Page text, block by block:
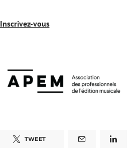
Inscrivez-vous
TWEET